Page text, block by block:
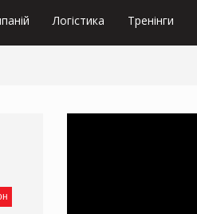
Логістика Тренінги